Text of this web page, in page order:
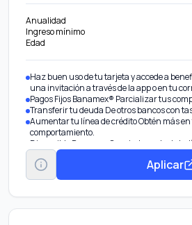
Anualidad
Ingreso mínimo
Edad
Haz buen uso de tu tarjeta y accede a
una invitación a través de la app o en tu
Pagos Fijos Banamex® Parcializar tus
Transferir tu deuda De otros bancos con
Aumentar tu línea de crédito Obtén más
comportamiento.
Disponible Banamex Convierte parte de tu
con tasa preferencial. Beneficio por
Aplicar